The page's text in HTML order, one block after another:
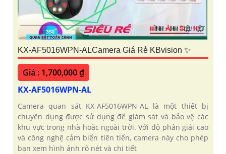
KX-AF5016WPN-ALCamera Giá Rẻ KBvision ✨
Giá : 1,700,000 ₫
KX-AF5016WPN-AL
Camera quan sát KX-AF5016WPN-AL là một thiết bị
chuyên dụng được sử dụng để giám sát và bảo vệ các
khu vực trong nhà hoặc ngoài trời. Với độ phân giải cao
và công nghệ cảm biến tiên tiến, camera này cho phép
bạn xem hình ảnh rõ nét và chi tiết